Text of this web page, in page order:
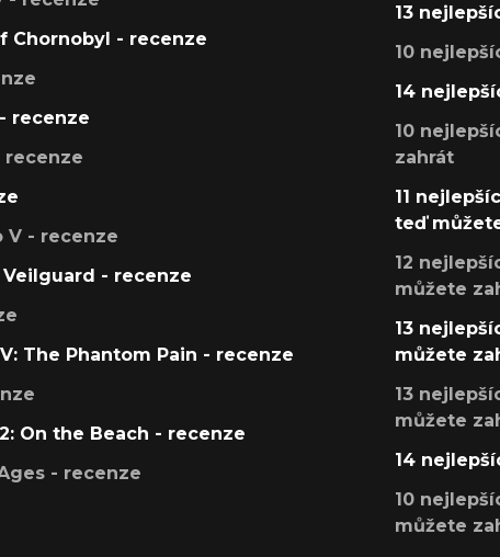
Chornobyl - recenze
recenze
recenze
V - recenze
- recenze
The Phantom Pain - recenze
On the Beach - recenze
- recenze
13
10
14
10
zahrát
11
teď
12
můžete
13
můžete
13
můžete
14
10
můžete